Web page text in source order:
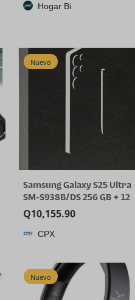
Hogar Bi
Nuevo
Samsung Galaxy S25 Ultra
SM-S938B/DS 256 GB + 12
GB RAM Smartphone AI,
desbloqueado de fábrica
GSM, modelo internacional
Q10,155.90
CPX
Nuevo